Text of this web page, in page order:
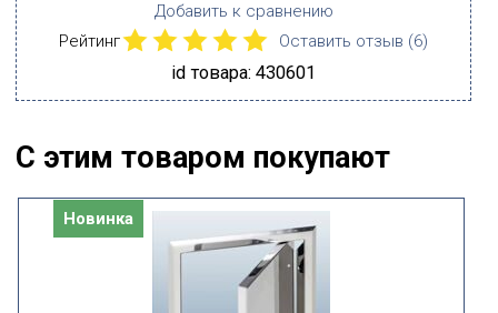
Добавить к сравнению
Рейтинг
Оставить отзыв (6)
id товара: 430601
С этим товаром покупают
Новинка